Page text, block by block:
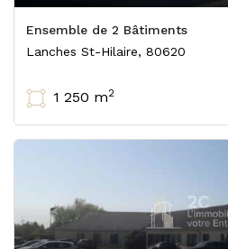
Ensemble de 2 Bâtiments
Lanches St-Hilaire, 80620
1 250 m2